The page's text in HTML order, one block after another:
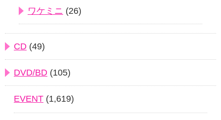
ワケミニ (26)
CD (49)
DVD/BD (105)
EVENT (1,619)